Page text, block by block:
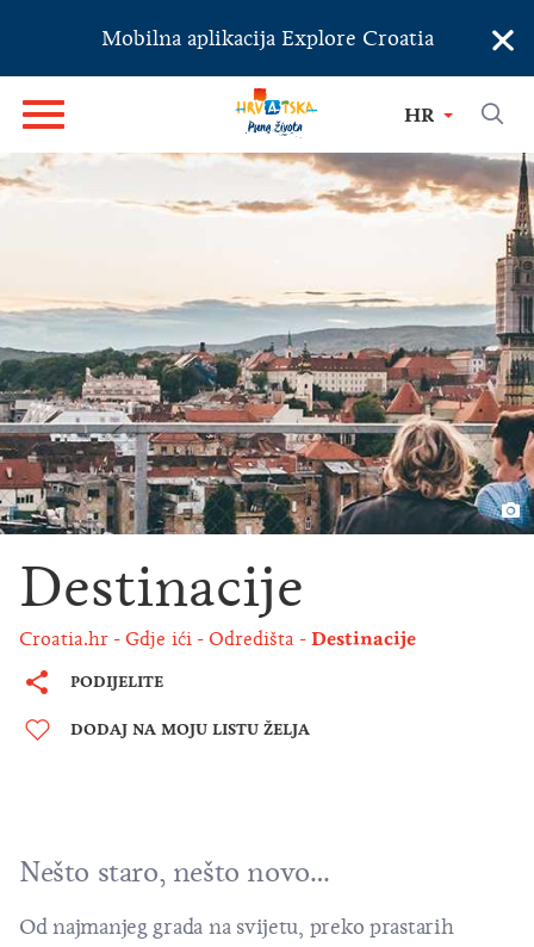
Mobilna aplikacija Explore Croatia ×
HR
Destinacije
Croatia.hr Gdje ići Odredišta Destinacije
PODIJELITE
DODAJ NA MOJU LISTU ŽELJA
Nešto staro, nešto novo…
Od najmanjeg grada na svijetu, preko prastarih